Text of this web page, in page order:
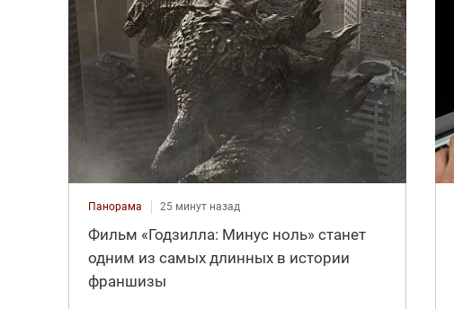
Панорама 25 минут назад
Фильм «Годзилла: Минус ноль» станет
одним из самых длинных в истории
франшизы